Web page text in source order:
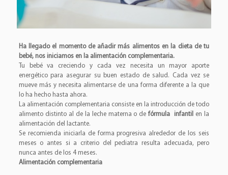
Ha llegado el momento de añadir más alimentos en la dieta de tu
bebé, nos iniciamos en la alimentación complementaria.
Tu bebé va creciendo y cada vez necesita un mayor aporte
energético para asegurar su buen estado de salud. Cada vez se
mueve más y necesita alimentarse de una forma diferente a la que
lo ha hecho hasta ahora.
La alimentación complementaria consiste en la introducción de todo
alimento distinto al de la leche materna o defórmula infantil en la
alimentación del lactante.
Se recomienda iniciarla de forma progresiva alrededor de los seis
meses o antes si a criterio del pediatra resulta adecuada, pero
nunca antes de los 4 meses.
Alimentación complementaria